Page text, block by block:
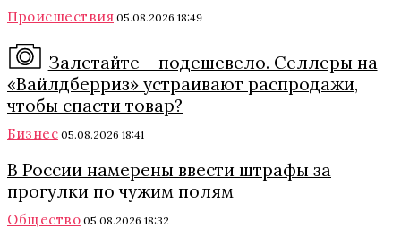
Происшествия 05.08.2026 18:49
Залетайте – подешевело. Селлеры на
«Вайлдберриз» устраивают распродажи,
чтобы спасти товар?
Бизнес 05.08.2026 18:41
В России намерены ввести штрафы за
прогулки по чужим полям
Общество 05.08.2026 18:32